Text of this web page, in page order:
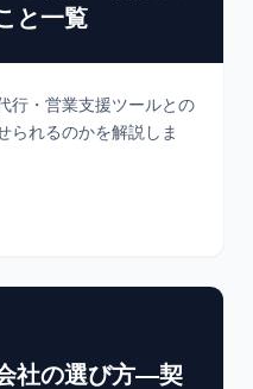
と一覧
行・営業支援ツールとの
られるのかを解説しま
社の選び方―契